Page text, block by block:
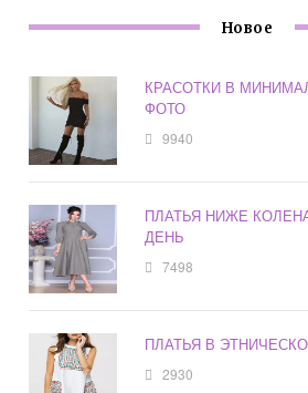
Новое
КРАСОТКИ В
ФОТО
9940
ПЛАТЬЯ НИЖЕ
ДЕНЬ
7498
ПЛАТЬЯ В
2930